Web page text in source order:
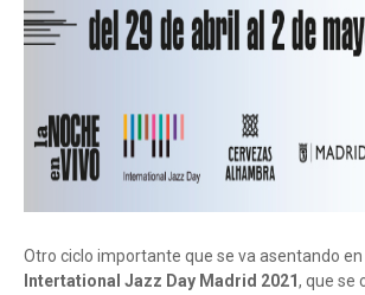
Otro ciclo importante que se va asentando en
Intertational Jazz Day Madrid 2021, que se